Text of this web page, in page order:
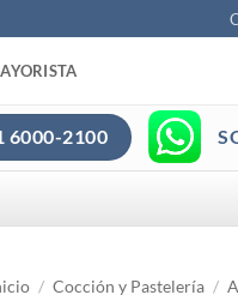
6000-2100
/ Cocción y Pastelería /